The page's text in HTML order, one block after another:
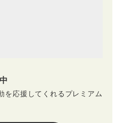
を応援してくれるプレミアム